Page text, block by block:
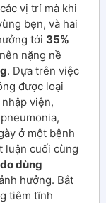
vị trí mà khi
bẹn, và hai
tới 35%
nặng nề
. Dựa trên việc
được loại
viện,
ở một bệnh
luận cuối cùng
dùng
hưởng. Bắt
tiêm tĩnh